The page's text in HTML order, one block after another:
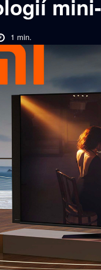
1 min.